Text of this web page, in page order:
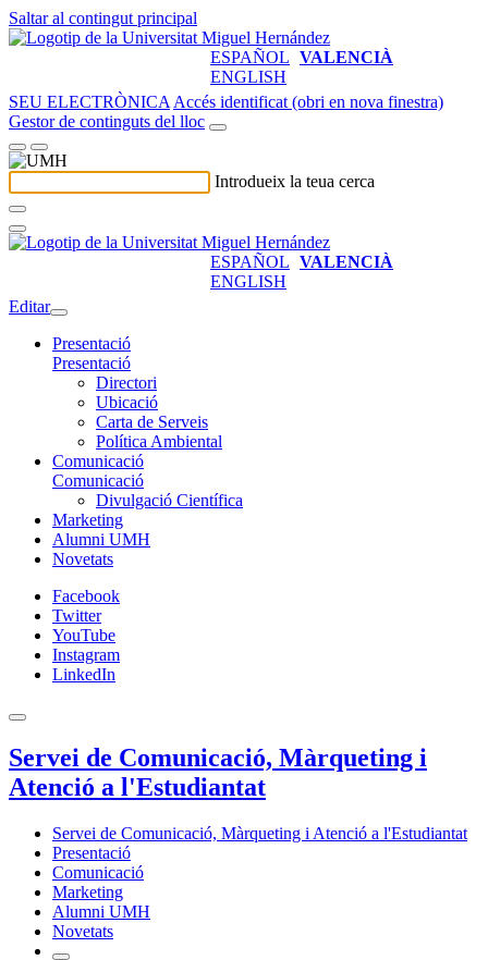
Saltar al contingut principal
ESPAÑOL VALENCIÀ
ENGLISH
SEU ELECTRÒNICA Accés identificat (obri en nova finestra)
Gestor de continguts del lloc
Introdueix la teua cerca
ESPAÑOL VALENCIÀ
ENGLISH
Editar
Presentació
Presentació
Directori
Ubicació
Carta de Serveis
Política Ambiental
Comunicació
Comunicació
Divulgació Científica
Marketing
Alumni UMH
Novetats
Facebook
Twitter
YouTube
Instagram
LinkedIn
Servei de Comunicació, Màrqueting i
Atenció a l'Estudiantat
Servei de Comunicació, Màrqueting i Atenció a l'Estudiantat
Presentació
Comunicació
Marketing
Alumni UMH
Novetats